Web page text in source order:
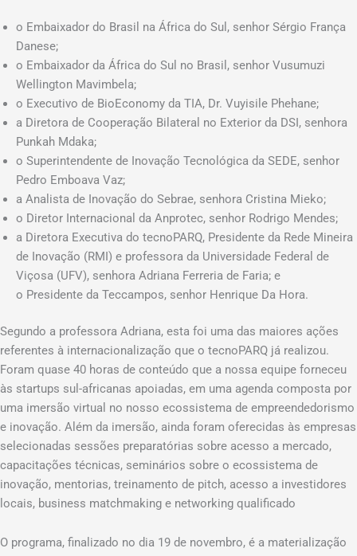
o Embaixador do Brasil na África do Sul, senhor Sérgio França
Danese;
o Embaixador da África do Sul no Brasil, senhor Vusumuzi
Wellington Mavimbela;
o Executivo de BioEconomy da TIA, Dr. Vuyisile Phehane;
a Diretora de Cooperação Bilateral no Exterior da DSI, senhora
Punkah Mdaka;
o Superintendente de Inovação Tecnológica da SEDE, senhor
Pedro Emboava Vaz;
a Analista de Inovação do Sebrae, senhora Cristina Mieko;
o Diretor Internacional da Anprotec, senhor Rodrigo Mendes;
a Diretora Executiva do tecnoPARQ, Presidente da Rede Mineira
de Inovação (RMI) e professora da Universidade Federal de
Viçosa (UFV), senhora Adriana Ferreria de Faria; e
o Presidente da Teccampos, senhor Henrique Da Hora.
Segundo a professora Adriana, esta foi uma das maiores ações
referentes à internacionalização que o tecnoPARQ já realizou.
Foram quase 40 horas de conteúdo que a nossa equipe forneceu
às startups sul-africanas apoiadas, em uma agenda composta por
uma imersão virtual no nosso ecossistema de empreendedorismo
e inovação. Além da imersão, ainda foram oferecidas às empresas
selecionadas sessões preparatórias sobre acesso a mercado,
capacitações técnicas, seminários sobre o ecossistema de
inovação, mentorias, treinamento de pitch, acesso a investidores
locais, business matchmaking e networking qualificado
O programa, finalizado no dia 19 de novembro, é a materialização